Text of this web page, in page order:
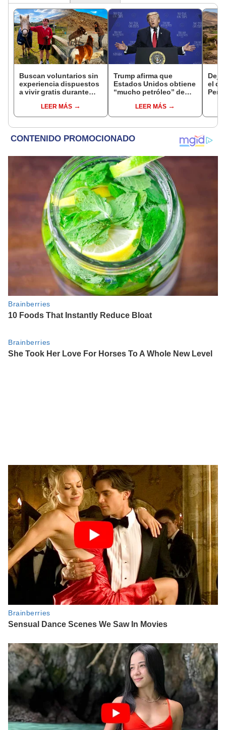
Buscan voluntarios sin
experiencia dispuestos
a vivir gratis durante
cuidar caballos, burros
y otros animales
LEER MÁS
Trump afirma que
Estados Unidos obtiene
“mucho petróleo” de
de Nicolás Maduro
LEER MÁS
Dejó
el